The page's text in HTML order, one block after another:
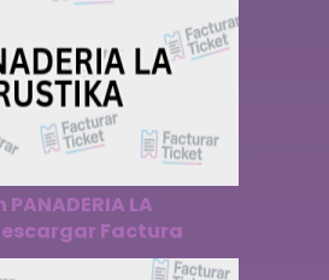
LA
Factura